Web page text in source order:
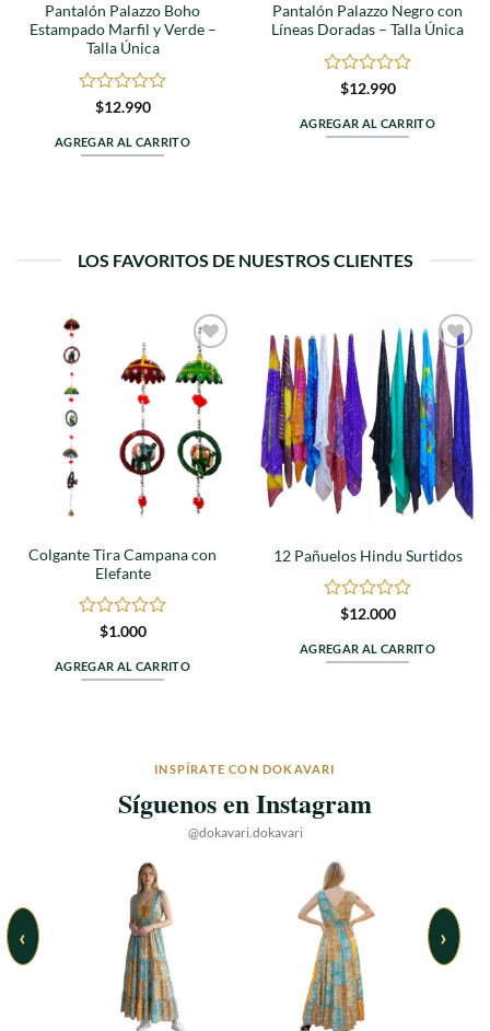
Pantalón Palazzo Boho
Estampado Marfil y Verde –
Talla Única
Valorado
0
de
$12.990
AGREGAR AL CARRITO
Pantalón Palazzo Negro con
Líneas Doradas – Talla Única
Valorado
0
de
$12.990
AGREGAR AL CARRITO
LOS FAVORITOS DE NUESTROS CLIENTES
Agregar
a
favoritos
Colgante Tira Campana con
Elefante
Valorado
0
de
$1.000
AGREGAR AL CARRITO
Agregar
a
favoritos
12 Pañuelos Hindu Surtidos
Valorado
0
de
$12.000
AGREGAR AL CARRITO
INSPÍRATE CON DOKAVARI
Síguenos en Instagram
@dokavari.dokavari
‹ ›